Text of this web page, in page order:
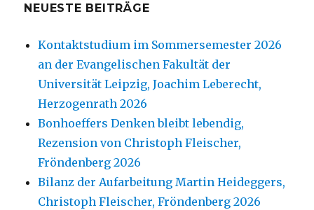
NEUESTE BEITRÄGE
Kontaktstudium im Sommersemester 2026
an der Evangelischen Fakultät der
Universität Leipzig, Joachim Leberecht,
Herzogenrath 2026
Bonhoeffers Denken bleibt lebendig,
Rezension von Christoph Fleischer,
Fröndenberg 2026
Bilanz der Aufarbeitung Martin Heideggers,
Christoph Fleischer, Fröndenberg 2026